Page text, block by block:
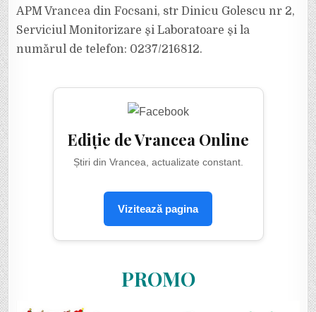
APM Vrancea din Focsani, str Dinicu Golescu nr 2,
Serviciul Monitorizare şi Laboratoare şi la
numărul de telefon: 0237/216812.
Ediție de Vrancea Online
Știri din Vrancea, actualizate constant.
Vizitează pagina
PROMO